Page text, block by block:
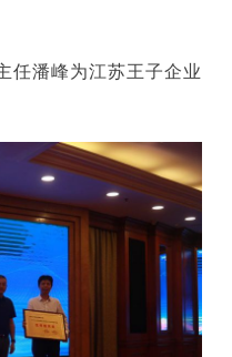
潘峰为江苏王子企业